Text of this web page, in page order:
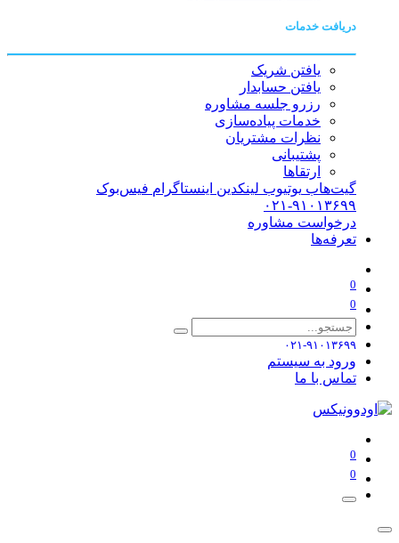
دریافت خدمات
یافتن شریک
یافتن حسابدار
رزرو جلسه مشاوره
خدمات پیاده‌سازی
نظرات مشتریان
پشتیبانی
ارتقاها
گیت‌هاب یوتیوب لینکدین اینستاگرام فیس‌بوک
۰۲۱-۹۱۰۱۳۶۹۹
درخواست مشاوره
تعرفه‌ها
0
0
۰۲۱-۹۱۰۱۳۶۹۹
ورود به سیستم
تماس با ما
0
0